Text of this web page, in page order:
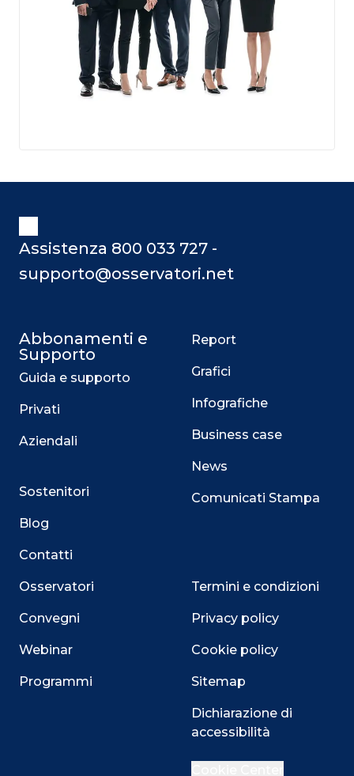
Assistenza 800 033 727 -
supporto@osservatori.net
Abbonamenti e
Supporto
Guida e supporto
Privati
Aziendali
Sostenitori
Blog
Contatti
Osservatori
Convegni
Webinar
Programmi
Report
Grafici
Infografiche
Business case
News
Comunicati Stampa
Termini e condizioni
Privacy policy
Cookie policy
Sitemap
Dichiarazione di
accessibilità